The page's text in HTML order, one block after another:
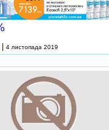
| 4 листопада 2019